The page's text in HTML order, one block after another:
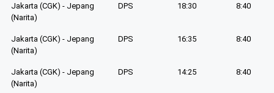
Jakarta (CGK) - Jepang
(Narita)
DPS 18:30 8:40
Jakarta (CGK) - Jepang
(Narita)
DPS 16:35 8:40
Jakarta (CGK) - Jepang
(Narita)
DPS 14:25 8:40